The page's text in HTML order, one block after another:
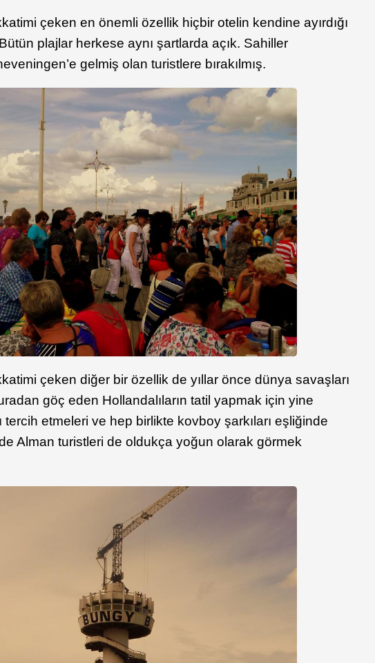
çeken en önemli özellik hiçbir otelin kendine ayırdığı
Bütün plajlar herkese aynı şartlarda açık. Sahiller
gelmiş olan turistlere bırakılmış.
çeken diğer bir özellik de yıllar önce dünya savaşları
göç eden Hollandalıların tatil yapmak için yine
tercih etmeleri ve hep birlikte kovboy şarkıları eşliğinde
Alman turistleri de oldukça yoğun olarak görmek